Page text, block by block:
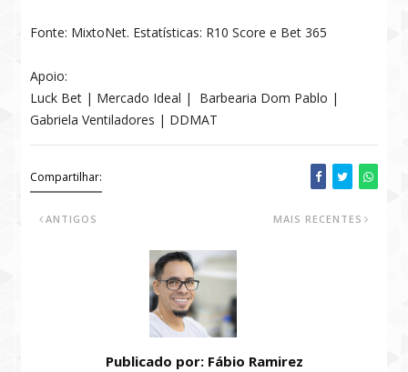
Fonte: MixtoNet. Estatísticas: R10 Score e Bet 365
Apoio:
Luck Bet | Mercado Ideal | Barbearia Dom Pablo |
Gabriela Ventiladores | DDMAT
Compartilhar:
MAIS RECENTES
ANTIGOS
Publicado por: Fábio Ramirez